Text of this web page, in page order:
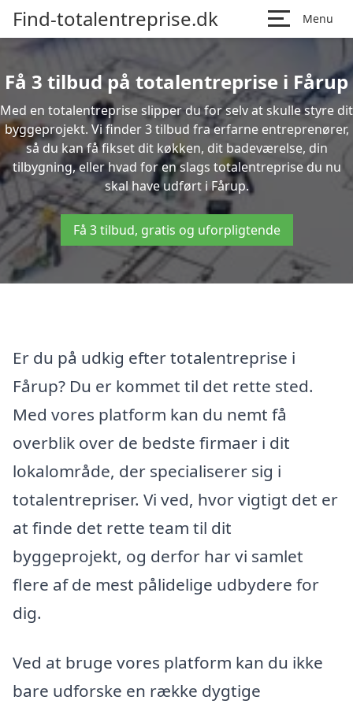
Find-totalentreprise.dk Menu
Få 3 tilbud på totalentreprise i Fårup
Med en totalentreprise slipper du for selv at skulle styre dit
byggeprojekt. Vi finder 3 tilbud fra erfarne entreprenører,
så du kan få fikset dit køkken, dit badeværelse, din
tilbygning, eller hvad for en slags totalentreprise du nu
skal have udført i Fårup.
Få 3 tilbud, gratis og uforpligtende
Er du på udkig efter totalentreprise i
Fårup? Du er kommet til det rette sted.
Med vores platform kan du nemt få
overblik over de bedste firmaer i dit
lokalområde, der specialiserer sig i
totalentrepriser. Vi ved, hvor vigtigt det er
at finde det rette team til dit
byggeprojekt, og derfor har vi samlet
flere af de mest pålidelige udbydere for
dig.
Ved at bruge vores platform kan du ikke
bare udforske en række dygtige